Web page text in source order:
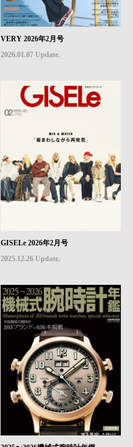
VERY 2026年2月号
2026.01.07 Update.
GISELe 2026年2月号
2025.12.26 Update.